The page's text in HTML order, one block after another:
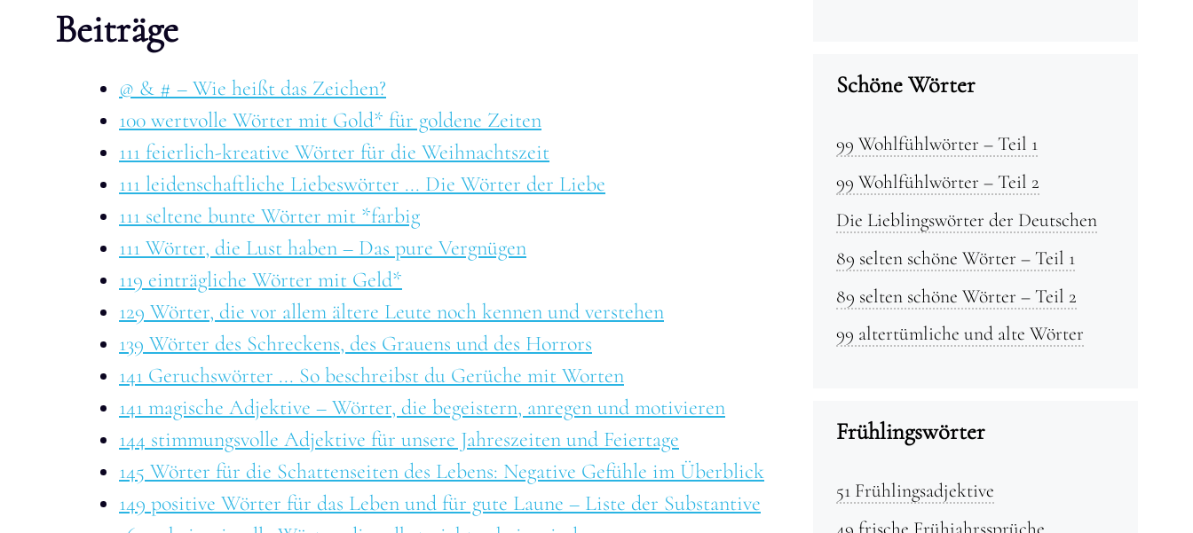
Beiträge
@ & # – Wie heißt das Zeichen?
100 wertvolle Wörter mit Gold* für goldene Zeiten
111 feierlich-kreative Wörter für die Weihnachtszeit
111 leidenschaftliche Liebeswörter ... Die Wörter der Liebe
111 seltene bunte Wörter mit *farbig
111 Wörter, die Lust haben – Das pure Vergnügen
119 einträgliche Wörter mit Geld*
129 Wörter, die vor allem ältere Leute noch kennen und verstehen
139 Wörter des Schreckens, des Grauens und des Horrors
141 Geruchswörter ... So beschreibst du Gerüche mit Worten
141 magische Adjektive – Wörter, die begeistern, anregen und motivieren
144 stimmungsvolle Adjektive für unsere Jahreszeiten und Feiertage
145 Wörter für die Schattenseiten des Lebens: Negative Gefühle im Überblick
149 positive Wörter für das Leben und für gute Laune – Liste der Substantive
Schöne Wörter
99 Wohlfühlwörter – Teil 1
99 Wohlfühlwörter – Teil 2
Die Lieblingswörter der Deutschen
89 selten schöne Wörter – Teil 1
89 selten schöne Wörter – Teil 2
99 altertümliche und alte Wörter
Frühlingswörter
51 Frühlingsadjektive